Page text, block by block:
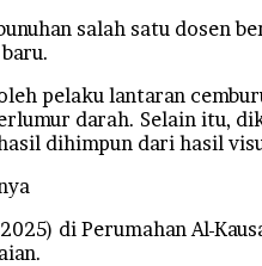
salah satu dosen
pelaku lantaran
darah. Selain itu,
dihimpun dari hasil
di Perumahan Al-